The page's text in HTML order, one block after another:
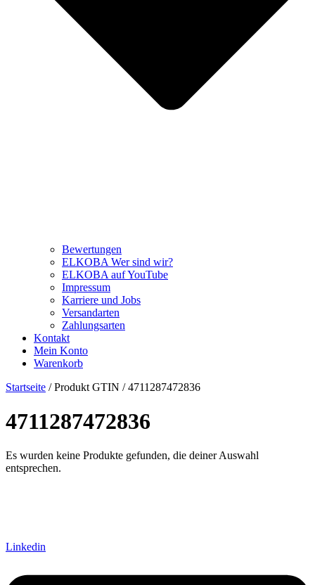
Bewertungen
ELKOBA Wer sind wir?
ELKOBA auf YouTube
Impressum
Karriere und Jobs
Versandarten
Zahlungsarten
Kontakt
Mein Konto
Warenkorb
Startseite / Produkt GTIN / 4711287472836
4711287472836
Es wurden keine Produkte gefunden, die deiner Auswahl
entsprechen.
Linkedin